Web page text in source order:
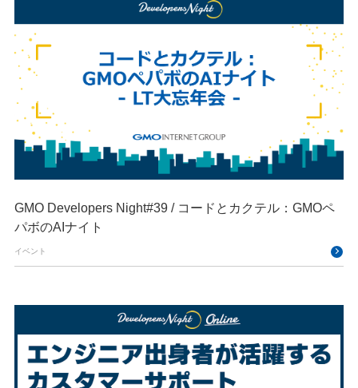
GMO Developers Night#39 / コードとカクテル：GMOペ
パボのAIナイト​​
イベント